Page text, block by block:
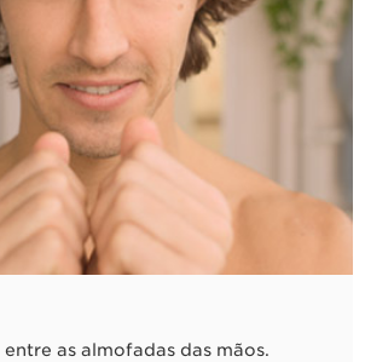
as almofadas das mãos.